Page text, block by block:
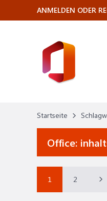
Startseite
Office:
1 2
ANMELDEN ODER